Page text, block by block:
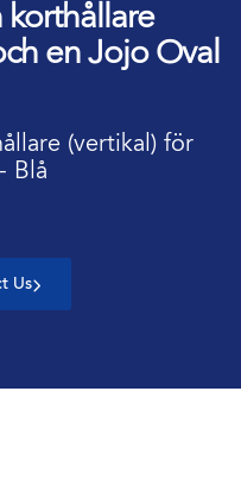
korthållare
en Jojo Oval
(vertikal) för
Blå
Us